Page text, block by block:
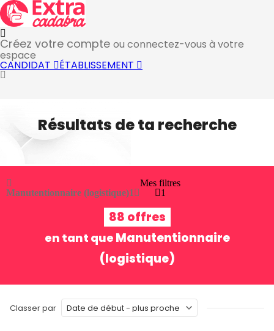
Créez votre compte ou connectez-vous à votre
espace
CANDIDAT ÉTABLISSEMENT
Résultats de ta recherche
Manutentionnaire (logistique)1
Mes filtres
1
88 offres
en tant que Manutentionnaire
(logistique)
Classer par